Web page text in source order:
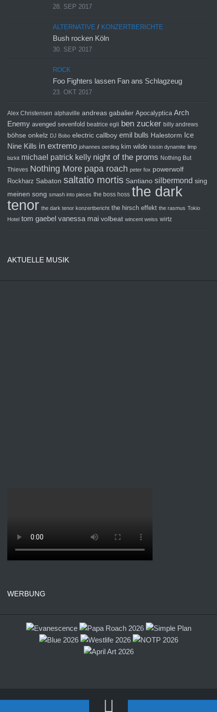
28. SEP 2017
ALTERNATIVE / KONZERTBERICHTE
Bush rocken Köln
30. SEP 2017
ROCK
Foo Fighters lassen Fan ans Schlagzeug
23. OKT 2017
Alex Christensen alphaville andreas gabalier Apocalyptica Arch
Enemy avenged sevenfold beatrice egli ben zucker billy andrews
böhse onkelz DJ Bobo electric callboy emil bulls Halestorm Ice
Nine Kills in extremo johannes oerding kim wilde kissin dynamite limp
bizkit michael patrick kelly night of the proms Nothing But
Thieves Nothing More papa roach peter fox powerwolf
Rockharz Sabaton saltatio mortis Santiano silbermond sing
meinen song smash into pieces the boss hoss the dark
tenor the dark tenor konzertbericht the hirsch effekt the rasmus Tokio
Hotel tom gaebel vanessa mai volbeat wincent weiss wirtz
AKTUELLE MUSIK
WERBUNG